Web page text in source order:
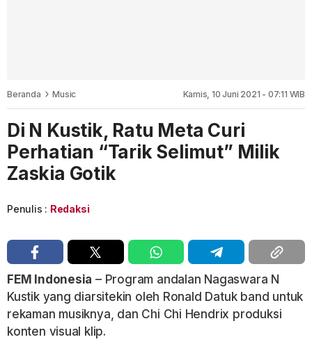
Beranda Music Kamis, 10 Juni 2021 - 07:11 WIB
Di N Kustik, Ratu Meta Curi
Perhatian “Tarik Selimut” Milik
Zaskia Gotik
Penulis : Redaksi
FEM Indonesia – Program andalan Nagaswara N
Kustik yang diarsitekin oleh Ronald Datuk band untuk
rekaman musiknya, dan Chi Chi Hendrix produksi
konten visual klip.